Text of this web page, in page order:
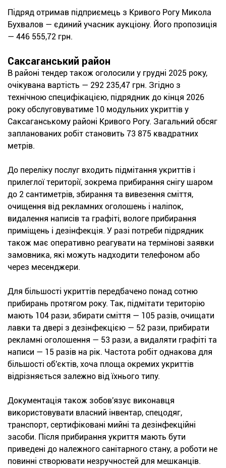
Підряд отримав підприємець з Кривого Рогу Микола
Бухвалов — єдиний учасник аукціону. Його пропозиція
— 446 555,72 грн.
Саксаганський район
В районі тендер також оголосили у грудні 2025 року,
очікувана вартість — 292 235,47 грн. Згідно з
технічною специфікацією, підрядник до кінця 2026
року обслуговуватиме 10 модульних укриттів у
Саксаганському районі Кривого Рогу. Загальний обсяг
запланованих робіт становить 73 875 квадратних
метрів.
До переліку послуг входить підмітання укриттів і
прилеглої території, зокрема прибирання снігу шаром
до 2 сантиметрів, збирання та вивезення сміття,
очищення від рекламних оголошень і наліпок,
видалення написів та графіті, вологе прибирання
приміщень і дезінфекція. У разі потреби підрядник
також має оперативно реагувати на термінові заявки
замовника, які можуть надходити телефоном або
через месенджери.
Для більшості укриттів передбачено понад сотню
прибирань протягом року. Так, підмітати територію
мають 104 рази, збирати сміття — 105 разів, очищати
лавки та двері з дезінфекцією — 52 рази, прибирати
рекламні оголошення — 53 рази, а видаляти графіті та
написи — 15 разів на рік. Частота робіт однакова для
більшості об'єктів, хоча площа окремих укриттів
відрізняється залежно від їхнього типу.
Документація також зобов'язує виконавця
використовувати власний інвентар, спецодяг,
транспорт, сертифіковані мийні та дезінфекційні
засоби. Після прибирання укриття мають бути
приведені до належного санітарного стану, а роботи не
повинні створювати незручностей для мешканців.